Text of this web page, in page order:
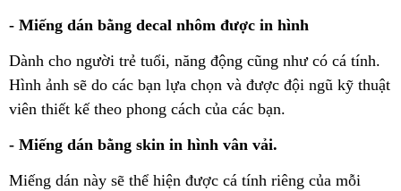
- Miếng dán bằng decal nhôm được in hình
Dành cho người trẻ tuổi, năng động cũng như có cá tính.
Hình ảnh sẽ do các bạn lựa chọn và được đội ngũ kỹ thuật
viên thiết kế theo phong cách của các bạn.
- Miếng dán bằng skin in hình vân vải.
Miếng dán này sẽ thể hiện được cá tính riêng của mỗi